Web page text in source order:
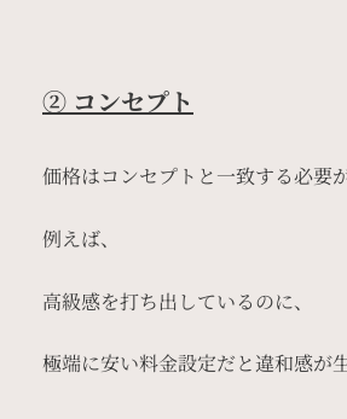
② コンセプト
価格はコンセプトと一致する必要が
例えば、
高級感を打ち出しているのに、
極端に安い料金設定だと違和感が